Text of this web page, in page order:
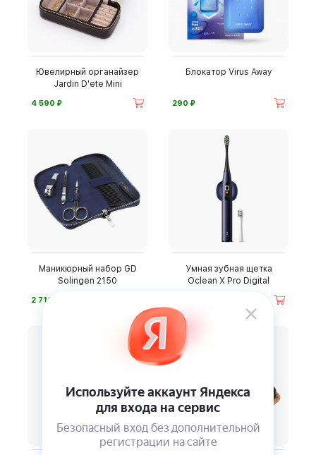
Ювелирный органайзер
Jardin D'ete Mini
4 590 ⃏
Блокатор Virus Away
290 ⃏
Маникюрный набор GD
Solingen 2150
2 710
Умная зубная щетка
Oclean X Pro Digital